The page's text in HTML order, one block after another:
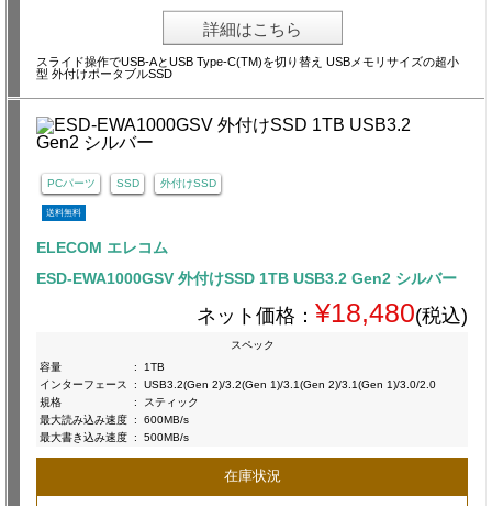
詳細はこちら
スライド操作でUSB-AとUSB Type-C(TM)を切り替え USBメモリサイズの超小
型 外付けポータブルSSD
PCパーツ SSD 外付けSSD
送料無料
ELECOM エレコム
ESD-EWA1000GSV 外付けSSD 1TB USB3.2 Gen2 シルバー
ネット価格： ¥18,480(税込)
スペック
容量
:
1TB
インターフェース
:
USB3.2(Gen 2)/3.2(Gen 1)/3.1(Gen 2)/3.1(Gen 1)/3.0/2.0
規格
:
スティック
最大読み込み速度 :
600MB/s
最大書き込み速度 : 500MB/s
在庫状況